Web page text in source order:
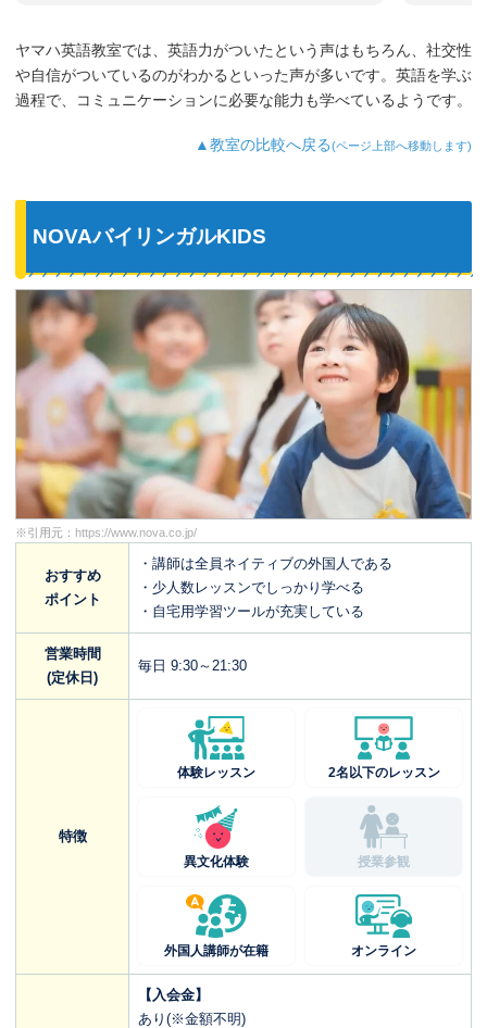
ヤマハ英語教室では、英語力がついたという声はもちろん、社交性
や自信がついているのがわかるといった声が多いです。英語を学ぶ
過程で、コミュニケーションに必要な能力も学べているようです。
▲教室の比較へ戻る(ページ上部へ移動します)
NOVAバイリンガルKIDS
※引用元： https://www.nova.co.jp/
おすすめ
ポイント
・講師は全員ネイティブの外国人である
・少人数レッスンでしっかり学べる
・自宅用学習ツールが充実している
営業時間
(定休日)
毎日 9:30～21:30
特徴
体験レッスン 2名以下のレッスン
異文化体験 授業参観
外国人講師が在籍 オンライン
【入会金】
あり(※金額不明)